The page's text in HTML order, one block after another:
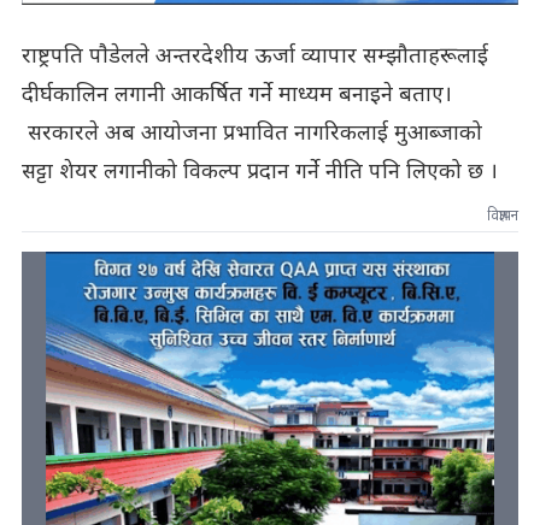
राष्ट्रपति पाैडेलले अन्तरदेशीय ऊर्जा व्यापार सम्झौताहरूलाई
दीर्घकालिन लगानी आकर्षित गर्ने माध्यम बनाइने बताए।
सरकारले अब आयोजना प्रभावित नागरिकलाई मुआब्जाको
सट्टा शेयर लगानीको विकल्प प्रदान गर्ने नीति पनि लिएको छ ।
विज्ञापन